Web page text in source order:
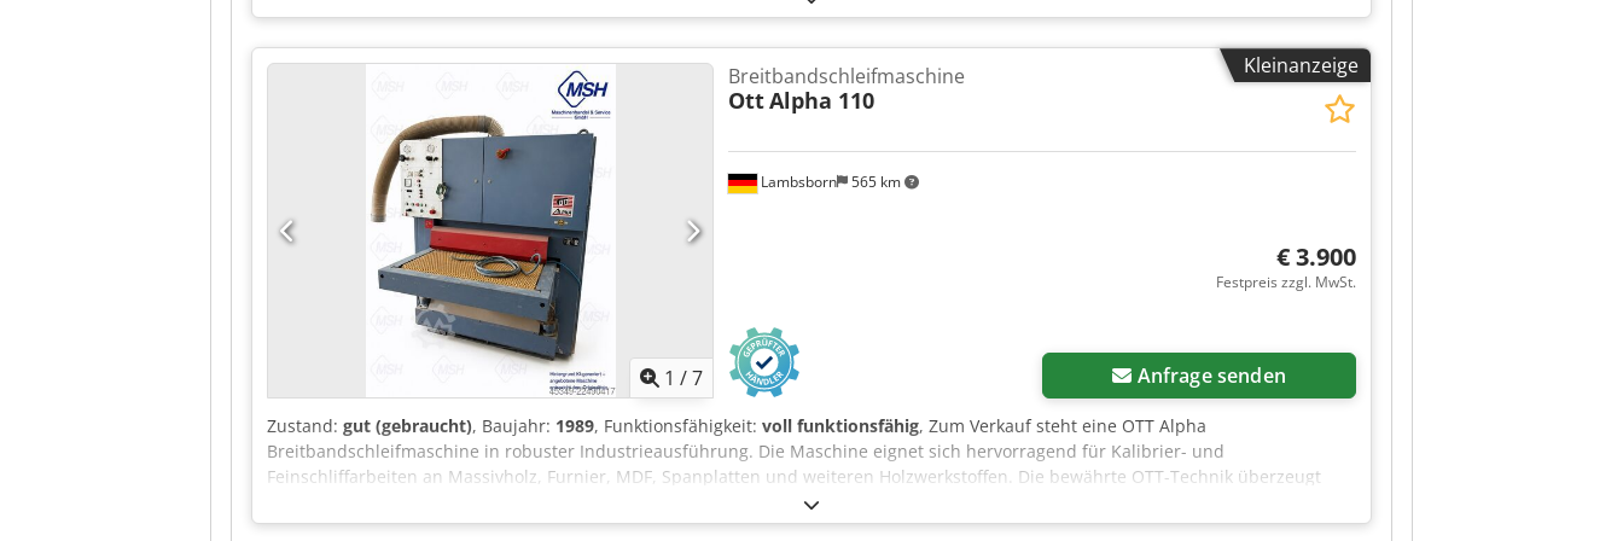
Bandoszillation mit Lichtschranke Tischverstellung elektrisch + manuell (für Feineinstellung) 2 Vorschubgeschwindigkeiten: 0,3 kW Mit
Pneumatikbremse Betriebsdruck: 6-8 bar Absaugstutzendurchmesser: 2 x 140 mm Gesamtmaße L/B/H: 1840 x 1650 x 2000 mm
Gewicht: 1160 kg – unlackiert – italienische Herstellung – automatischer Schuh – 2 Aggregate – Schleifdicken-Potentiometer –
Technische Dokumentation (DTR) – Gebrauchte Schleifmaschine, sehr guter Zustand Nettopreis: 48.900 PLN Nettopreis: 11.640 EUR (je
nach Kurs 4,2 EUR) (Preise können sich bei größeren Kursschwankungen ändern)
Kleinanzeige
1 /7
Lambsborn 565 km
Breitbandschleifmaschine
OttAlpha 110
€ 3.900
Festpreis zzgl. MwSt.
Anfrage senden
Zustand: gut (gebraucht), Baujahr: 1989, Funktionsfähigkeit: voll funktionsfähig, Zum Verkauf steht eine OTT Alpha
Breitbandschleifmaschine in robuster Industrieausführung. Die Maschine eignet sich hervorragend für Kalibrier- und
Feinschliffarbeiten an Massivholz, Furnier, MDF, Spanplatten und weiteren Holzwerkstoffen. Die bewährte OTT-Technik überzeugt
durch ihre stabile Bauweise und zuverlässige Schleifergebnisse. Hersteller: OTT Typ: Alpha 110 Breitbandschleifmaschine Kalibrier-
und Feinschliffmaschine Robuste Industrieausführung Maße in mm: 1860B x 1970T x 2100H 1100mm Arbeitsbreite max.